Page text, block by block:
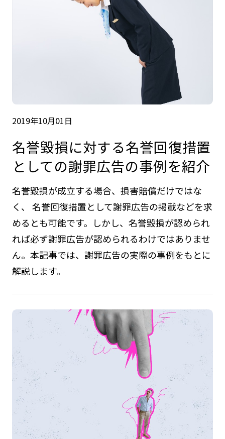
2019年10月01日
名誉毀損に対する名誉回復措置
としての謝罪広告の事例を紹介
名誉毀損が成立する場合、損害賠償だけではな
く、 名誉回復措置として謝罪広告の掲載などを求
めるとも可能です。しかし、名誉毀損が認められ
れば必ず謝罪広告が認められるわけではありませ
ん。本記事では、謝罪広告の実際の事例をもとに
解説します。